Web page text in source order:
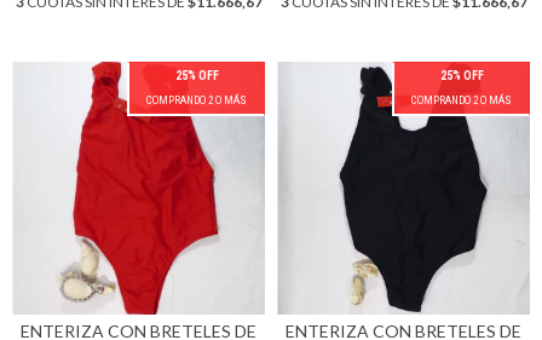
25% OFF
COMPRANDO 2 O MÁS
ENTERIZA CON BRETELES DE
25% OFF
COMPRANDO 2 O MÁS
ENTERIZA CON BRETELES DE